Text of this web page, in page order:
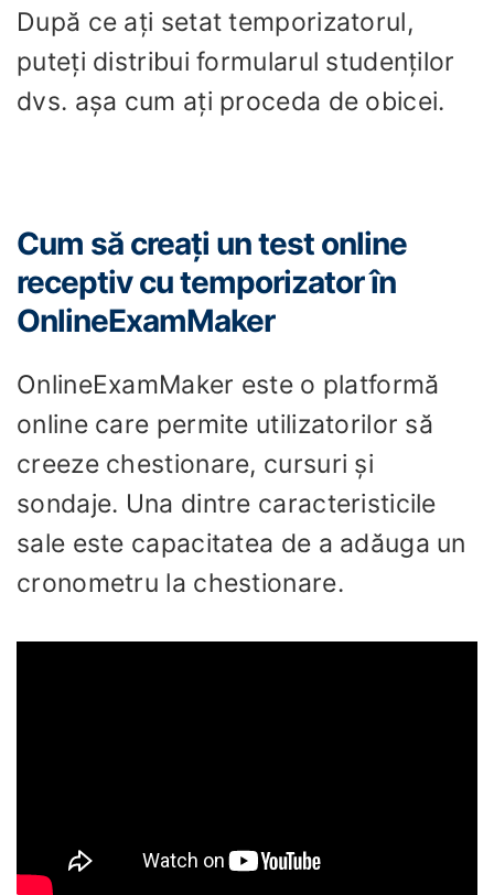
După ce ați setat temporizatorul,
puteți distribui formularul studenților
dvs. așa cum ați proceda de obicei.
Cum să creați un test online
receptiv cu temporizator în
OnlineExamMaker
OnlineExamMaker este o platformă
online care permite utilizatorilor să
creeze chestionare, cursuri și
sondaje. Una dintre caracteristicile
sale este capacitatea de a adăuga un
cronometru la chestionare.